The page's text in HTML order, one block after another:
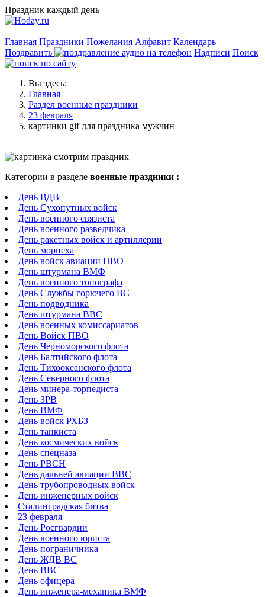
Праздник каждый день
Главная Праздники Пожелания Алфавит Календарь
Поздравить
Надписи Поиск
Вы здесь:
Главная
Раздел военные праздники
23 февраля
картинки gif для праздника мужчин
Категории в разделе военные праздники :
День ВДВ
День Сухопутных войск
День военного связиста
День военного разведчика
День ракетных войск и артиллерии
День морпеха
День войск авиации ПВО
День штурмана ВМФ
День военного топографа
День Службы горючего ВС
День подводника
День штурмана ВВС
День военных комиссариатов
День Войск ПВО
День Черноморского флота
День Балтийского флота
День Тихоокеанского флота
День Северного флота
День минера-торпедиста
День ЗРВ
День ВМФ
День войск РХБЗ
День танкиста
День космических войск
День спецназа
День РВСН
День дальней авиации ВВС
День трубопроводных войск
День инженерных войск
Сталинградская битва
23 февраля
День Росгвардии
День военного юриста
День пограничника
День ЖДВ ВС
День ВВС
День офицера
День инженера-механика ВМФ